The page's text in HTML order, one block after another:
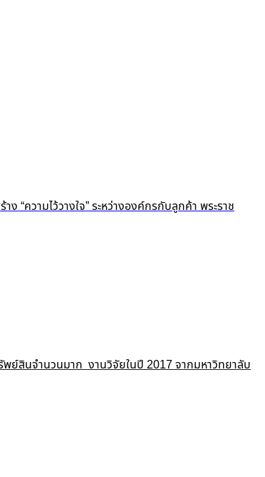
ความไว้วางใจ” ระหว่างองค์กรกับลูกค้า พระราช
พย์สินจำนวนมาก งานวิจัยในปี 2017 จากมหาวิทยาลับ